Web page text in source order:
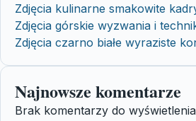
Zdjęcia kulinarne smakowite
Zdjęcia górskie wyzwania i
Zdjęcia czarno białe wyraziste
Najnowsze komentarze
Brak komentarzy do